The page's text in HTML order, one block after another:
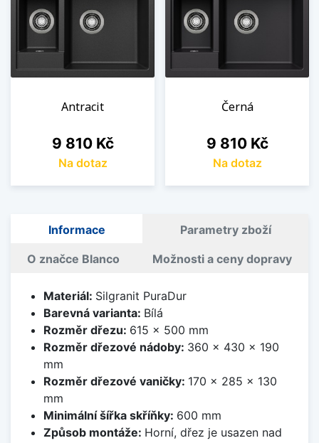
Antracit
Cena
9 810 Kč
Na dotaz
Černá
Cena
9 810 Kč
Na dotaz
Informace Parametry zboží
O značce Blanco Možnosti a ceny dopravy
Materiál: Silgranit PuraDur
Barevná varianta: Bílá
Rozměr dřezu: 615 x 500 mm
Rozměr dřezové nádoby: 360 x 430 x 190
mm
Rozměr dřezové vaničky: 170 x 285 x 130
mm
Minimální šířka skříňky: 600 mm
Způsob montáže: Horní, dřez je usazen nad